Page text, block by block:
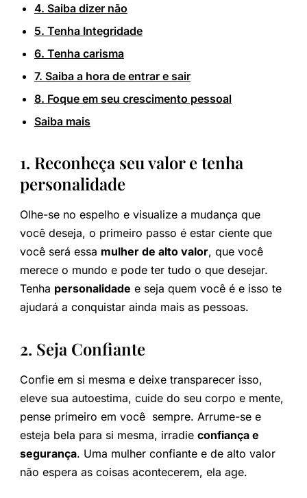
4. Saiba dizer não
5. Tenha Integridade
6. Tenha carisma
7. Saiba a hora de entrar e sair
8. Foque em seu crescimento pessoal
Saiba mais
1. Reconheça seu valor e tenha
personalidade
Olhe-se no espelho e visualize a mudança que
você deseja, o primeiro passo é estar ciente que
você será essa mulher de alto valor, que você
merece o mundo e pode ter tudo o que desejar.
Tenha personalidade e seja quem você é e isso te
ajudará a conquistar ainda mais as pessoas.
2. Seja Confiante
Confie em si mesma e deixe transparecer isso,
eleve sua autoestima, cuide do seu corpo e mente,
pense primeiro em você sempre. Arrume-se e
esteja bela para si mesma, irradie confiança e
segurança. Uma mulher confiante e de alto valor
não espera as coisas acontecerem, ela age.